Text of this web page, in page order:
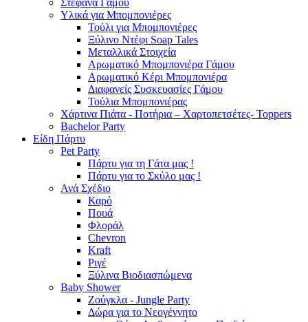
Στέφανα Γάμου
Υλικά για Μπομπονιέρες
Τούλι για Μπομπονιέρες
Ξύλινο Ντέφι Soap Tales
Μεταλλικά Στοιχεία
Αρωματικό Μπομπονιέρα Γάμου
Αρωματικό Κέρι Μπομπονιέρα
Διαφανείς Συσκευασίες Γάμου
Τούλια Μπομπονιέρας
Χάρτινα Πιάτα - Ποτήρια – Χαρτοπετσέτες- Toppers
Bachelor Party
Είδη Πάρτυ
Pet Party
Πάρτυ για τη Γάτα μας !
Πάρτυ για το Σκύλο μας !
Ανά Σχέδιο
Καρό
Πουά
Φλοράλ
Chevron
Kraft
Ριγέ
Ξύλινα Βιοδιασπώμενα
Baby Shower
Ζούγκλα - Jungle Party
Δώρα για το Νεογέννητο